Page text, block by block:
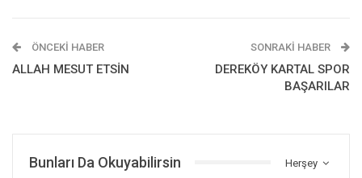
ÖNCEKI HABER
ALLAH MESUT ETSİN
SONRAKI HABER
DEREKÖY KARTAL SPOR
BAŞARILAR
Herşey
Bunları Da Okuyabilirsin